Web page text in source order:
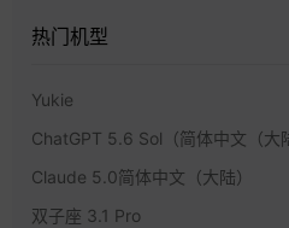
热门机型
Yukie
ChatGPT 5.6 Sol（简体中文（大
Claude 5.0简体中文（大陆）
双子座 3.1 Pro